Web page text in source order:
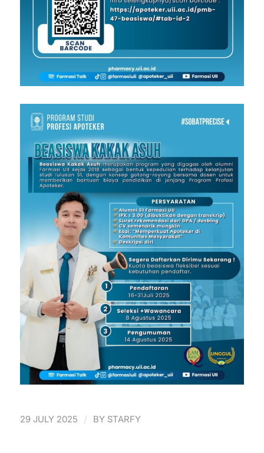
29 JULY 2025 / BY STARFY